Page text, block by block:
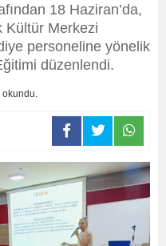
18 Haziran’da,
Kültür Merkezi
personeline yönelik
düzenlendi.
okundu.